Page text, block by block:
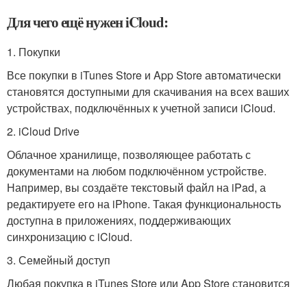
Для чего ещё нужен iCloud:
1. Покупки
Все покупки в iTunes Store и App Store автоматически
становятся доступными для скачивания на всех ваших
устройствах, подключённых к учетной записи iCloud.
2. iCloud Drive
Облачное хранилище, позволяющее работать с
документами на любом подключённом устройстве.
Например, вы создаёте текстовый файл на iPad, а
редактируете его на iPhone. Такая функциональность
доступна в приложениях, поддерживающих
синхронизацию с iCloud.
3. Семейный доступ
Любая покупка в iTunes Store или App Store становится